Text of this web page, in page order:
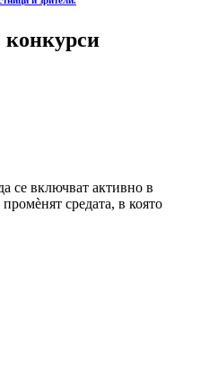
конкурси
се включват активно в
средата, в която